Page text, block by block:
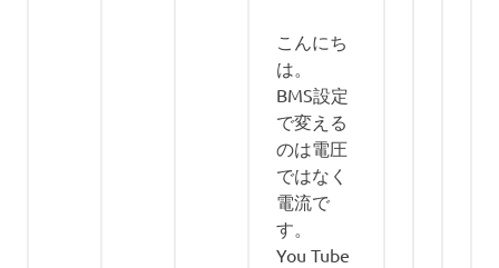
こんにち
は。
BMS設定
で変える
のは電圧
ではなく
電流で
す。
You Tube